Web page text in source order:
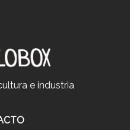
e industria